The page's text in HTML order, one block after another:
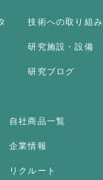
技術への取り組み
研究施設・設備
研究ブログ
自社商品一覧
企業情報
リクルート